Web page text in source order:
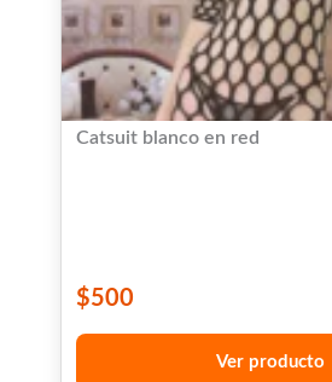
Catsuit blanco en red
$500
Ver producto